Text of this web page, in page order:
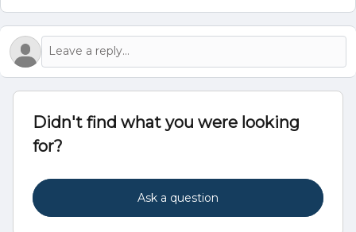
Didn't find what you were looking
for?
Ask a question